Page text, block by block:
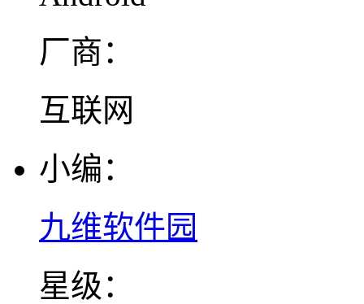
厂商：
互联网
小编：
九维软件园
星级：